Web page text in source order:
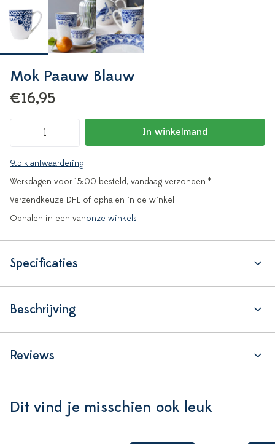
Mok Paauw Blauw
€16,95
In winkelmand
9.5 klantwaardering
Werkdagen voor 15:00 besteld, vandaag verzonden *
Verzendkeuze DHL of ophalen in de winkel
Ophalen in een vanonze winkels
Specificaties
Beschrijving
Reviews
Dit vind je misschien ook leuk